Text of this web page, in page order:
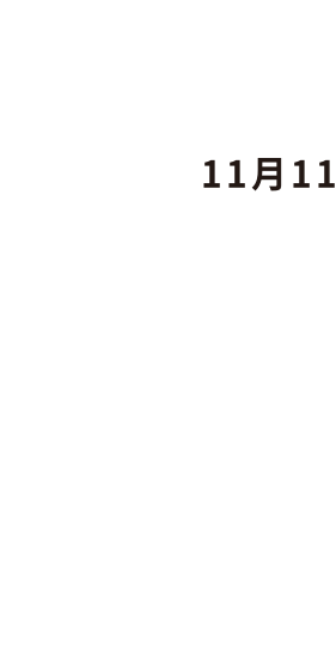
11月